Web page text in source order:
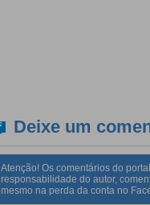
Deixe um
Atenção! Os comentários do
responsabilidade do autor,
mesmo na perda da conta no